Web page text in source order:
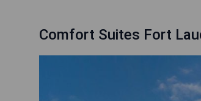
Comfort Suites Fort